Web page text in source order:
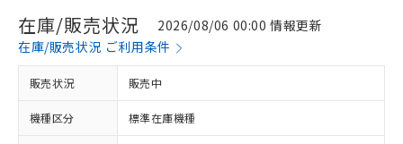
在庫/販売状況
2026/08/06 00:00 情報更新
在庫/販売状況 ご利用条件
販売状況 販売中
機種区分 標準在庫機種